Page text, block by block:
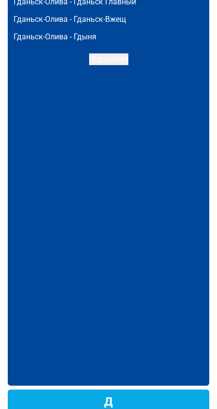
Гданьск-Олива - Гданьск-Вжещ
Гданьск-Олива - Гдыня
Д